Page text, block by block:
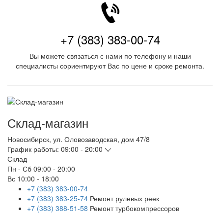
+7 (383) 383-00-74
Вы можете связаться с нами по телефону и наши
специалисты сориентируют Вас по цене и сроке ремонта.
Склад-магазин
Новосибирск, ул. Оловозаводская, дом 47/8
График работы: 09:00 - 20:00
Склад
Пн - Сб 09:00 - 20:00
Вс 10:00 - 18:00
+7 (383) 383-00-74
+7 (383) 383-25-74 Ремонт рулевых реек
+7 (383) 388-51-58 Ремонт турбокомпрессоров